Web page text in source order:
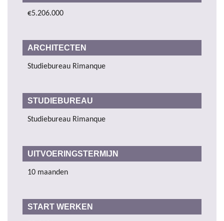
€5.206.000
ARCHITECTEN
Studiebureau Rimanque
STUDIEBUREAU
Studiebureau Rimanque
UITVOERINGSTERMIJN
10 maanden
START WERKEN